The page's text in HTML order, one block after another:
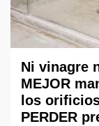
Ni vinagre
MEJOR
los
PERDER